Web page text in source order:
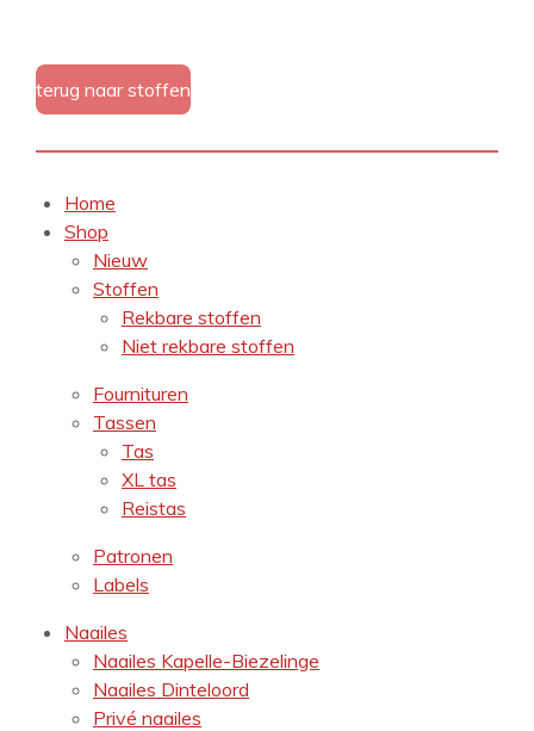
terug naar stoffen
Home
Shop
Nieuw
Stoffen
Rekbare stoffen
Niet rekbare stoffen
Fournituren
Tassen
Tas
XL tas
Reistas
Patronen
Labels
Naailes
Naailes Kapelle-Biezelinge
Naailes Dinteloord
Privé naailes